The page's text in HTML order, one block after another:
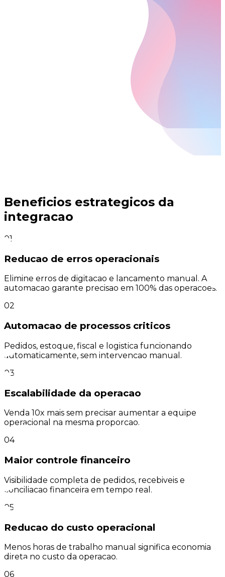
Beneficios estrategicos da
integracao
01
Reducao de erros operacionais
Elimine erros de digitacao e lancamento manual. A
automacao garante precisao em 100% das operacoes.
02
Automacao de processos criticos
Pedidos, estoque, fiscal e logistica funcionando
automaticamente, sem intervencao manual.
03
Escalabilidade da operacao
Venda 10x mais sem precisar aumentar a equipe
operacional na mesma proporcao.
04
Maior controle financeiro
Visibilidade completa de pedidos, recebiveis e
conciliacao financeira em tempo real.
05
Reducao do custo operacional
Menos horas de trabalho manual significa economia
direta no custo da operacao.
06